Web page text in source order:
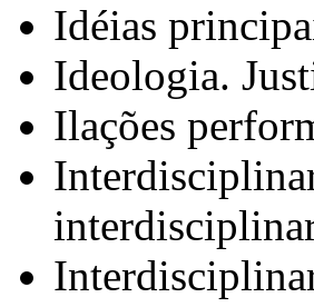
Idéias
Ideologia.
Ilações